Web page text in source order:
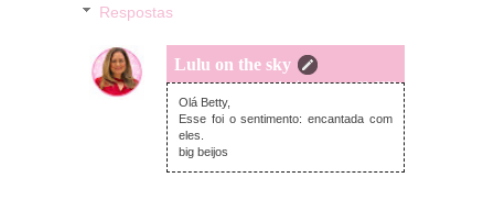
Respostas
Lulu on the sky
domingo, agosto 02, 2020
Olá Betty,
Esse foi o sentimento: encantada com
eles.
big beijos